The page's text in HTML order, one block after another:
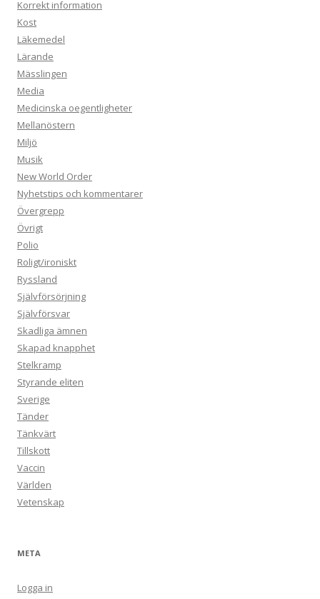
Korrekt information
Kost
Läkemedel
Lärande
Mässlingen
Media
Medicinska oegentligheter
Mellanöstern
Miljö
Musik
New World Order
Nyhetstips och kommentarer
Övergrepp
Övrigt
Polio
Roligt/ironiskt
Ryssland
Självförsörjning
Självförsvar
Skadliga ämnen
Skapad knapphet
Stelkramp
Styrande eliten
Sverige
Tänder
Tänkvärt
Tillskott
Vaccin
Världen
Vetenskap
META
Logga in